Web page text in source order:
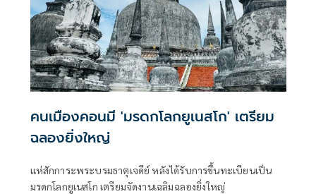
คนเมืองคอนมี 'มรดกโลกยูเนสโก' เตรียม
ฉลองยิ่งใหญ่
แห่สักการะพระบรมธาตุเจดีย์ หลังได้รับการขึ้นทะเบียนเป็น
มรดกโลกยูเนสโก เตรียมจัดงานเฉลิมฉลองยิ่งใหญ่